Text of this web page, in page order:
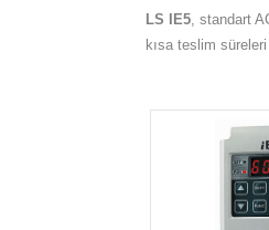
LS IE5 , standart
kısa teslim